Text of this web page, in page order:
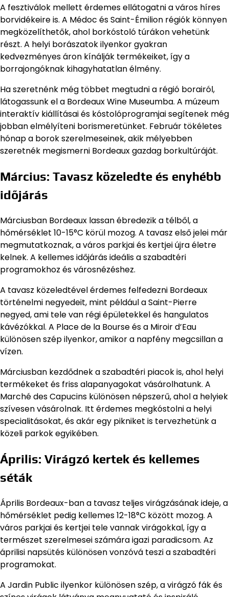
A fesztiválok mellett érdemes ellátogatni a város híres
borvidékeire is. A Médoc és Saint-Émilion régiók könnyen
megközelíthetők, ahol borkóstoló túrákon vehetünk
részt. A helyi borászatok ilyenkor gyakran
kedvezményes áron kínálják termékeiket, így a
borrajongóknak kihagyhatatlan élmény.
Ha szeretnénk még többet megtudni a régió borairól,
látogassunk el a Bordeaux Wine Museumba. A múzeum
interaktív kiállításai és kóstolóprogramjai segítenek még
jobban elmélyíteni borismeretünket. Február tökéletes
hónap a borok szerelmeseinek, akik mélyebben
szeretnék megismerni Bordeaux gazdag borkultúráját.
Március: Tavasz közeledte és enyhébb
időjárás
Márciusban Bordeaux lassan ébredezik a télből, a
hőmérséklet 10-15°C körül mozog. A tavasz első jelei már
megmutatkoznak, a város parkjai és kertjei újra életre
kelnek. A kellemes időjárás ideális a szabadtéri
programokhoz és városnézéshez.
A tavasz közeledtével érdemes felfedezni Bordeaux
történelmi negyedeit, mint például a Saint-Pierre
negyed, ami tele van régi épületekkel és hangulatos
kávézókkal. A Place de la Bourse és a Miroir d’Eau
különösen szép ilyenkor, amikor a napfény megcsillan a
vízen.
Márciusban kezdődnek a szabadtéri piacok is, ahol helyi
termékeket és friss alapanyagokat vásárolhatunk. A
Marché des Capucins különösen népszerű, ahol a helyiek
szívesen vásárolnak. Itt érdemes megkóstolni a helyi
specialitásokat, és akár egy pikniket is tervezhetünk a
közeli parkok egyikében.
Április: Virágzó kertek és kellemes
séták
Április Bordeaux-ban a tavasz teljes virágzásának ideje, a
hőmérséklet pedig kellemes 12-18°C között mozog. A
város parkjai és kertjei tele vannak virágokkal, így a
természet szerelmesei számára igazi paradicsom. Az
áprilisi napsütés különösen vonzóvá teszi a szabadtéri
programokat.
A Jardin Public ilyenkor különösen szép, a virágzó fák és